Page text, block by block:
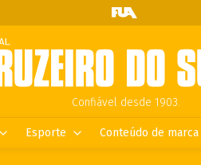
Confiável desde 1903.
Esporte Conteúdo de marca